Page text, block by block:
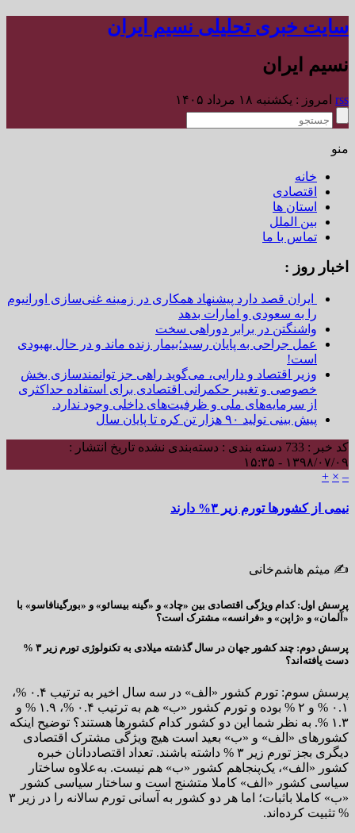
سایت خبری تحلیلی نسیم ایران
نسیم ایران
rss امروز : یکشنبه ۱۸ مرداد ۱۴۰۵
منو
خانه
اقتصادی
استان ها
بین الملل
تماس با ما
اخبار روز :
ایران قصد دارد پیشنهاد همکاری در زمینه غنی‌سازی اورانیوم
را به سعودی و امارات بدهد
واشنگتن در برابر دوراهی سخت
عمل جراحی به پایان رسید؛بیمار زنده ماند و در حال بهبودی
است!
وزیر اقتصاد و دارایی، می‌گوید راهی جز توانمندسازی بخش
خصوصی و تغییر حکمرانی اقتصادی برای استفاده حداکثری
از سرمایه‌های ملی و ظرفیت‌های داخلی وجود ندارد.
پیش بینی تولید ۹۰ هزار تن کره تا پایان سال
کد خبر : 733 دسته بندی : دسته‌بندی نشده تاریخ انتشار :
۱۳۹۸/۰۷/۰۹ - ۱۵:۳۵
–
×
+
نیمی از کشورها تورم زیر ۳% دارند
✍️ میثم هاشم‌خانی
پرسش اول: کدام ویژگی اقتصادی بین «چاد» و «گینه بیسائو» و «بورگینافاسو» با
«آلمان» و «ژاپن» و «فرانسه» مشترک است؟
پرسش دوم: چند کشور جهان در سال گذشته میلادی به تکنولوژی تورم زیر ۳ %
دست یافته‌اند؟
پرسش سوم: تورم کشور «الف» در سه سال اخیر به ترتیب ۰.۴ %،
۰.۱ % و ۲ % بوده و تورم کشور «ب» هم به ترتیب ۰.۴ %، ۱.۹ % و
۱.۳ %. به نظر شما این دو کشور کدام کشورها هستند؟ توضیح اینکه
کشورهای «الف» و «ب» بعید است هیچ ویژگی مشترک اقتصادی
دیگری بجز تورم زیر ۳ % داشته باشند. تعداد اقتصاددانان خبره
کشور «الف»، یک‌پنجاهم کشور «ب» هم نیست. به‌علاوه ساختار
سیاسی کشور «الف» کاملا متشنج است و ساختار سیاسی کشور
«ب» کاملا باثبات؛ اما هر دو کشور به آسانی تورم سالانه را در زیر ۳
% تثبیت کرده‌اند.